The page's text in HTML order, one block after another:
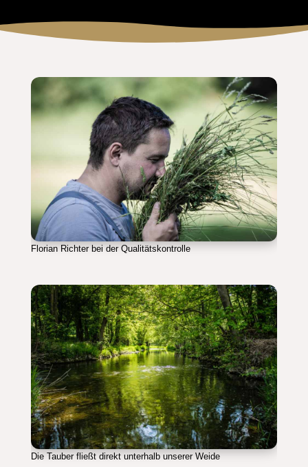
Florian Richter bei der Qualitätskontrolle
Die Tauber fließt direkt unterhalb unserer Weide